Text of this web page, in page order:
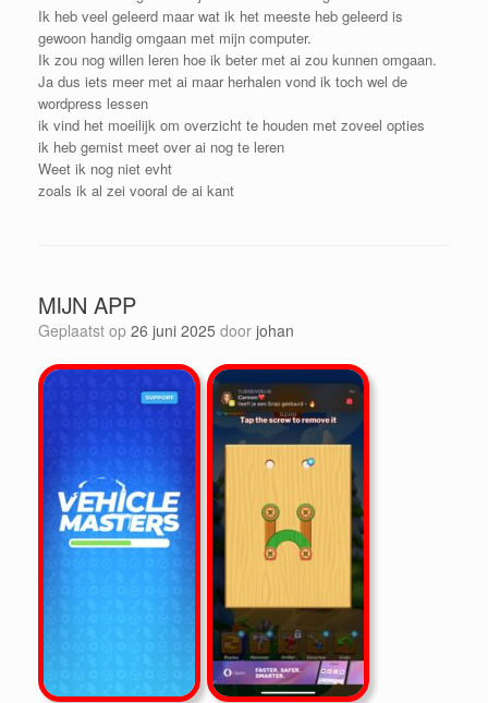
Ik heb veel geleerd maar wat ik het meeste heb geleerd is
gewoon handig omgaan met mijn computer.
Ik zou nog willen leren hoe ik beter met ai zou kunnen omgaan.
Ja dus iets meer met ai maar herhalen vond ik toch wel de
wordpress lessen
ik vind het moeilijk om overzicht te houden met zoveel opties
ik heb gemist meet over ai nog te leren
Weet ik nog niet evht
zoals ik al zei vooral de ai kant
MIJN APP
Geplaatst op 26 juni 2025 door johan